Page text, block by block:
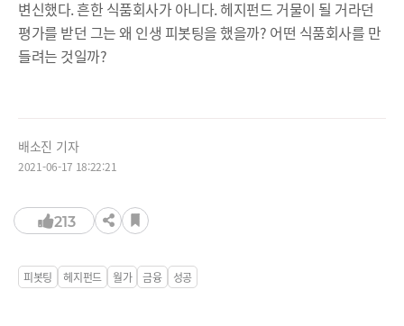
변신했다. 흔한 식품회사가 아니다. 헤지펀드 거물이 될 거라던
평가를 받던 그는 왜 인생 피봇팅을 했을까? 어떤 식품회사를 만
들려는 것일까?
배소진 기자
2021-06-17 18:22:21
213
피봇팅 헤지펀드 월가 금융 성공